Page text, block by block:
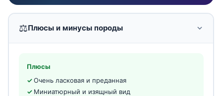
⚖️Плюсы и минусы породы
Плюсы
Очень ласковая и преданная
Миниатюрный и изящный вид